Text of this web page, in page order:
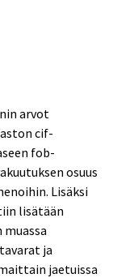
arvot
cif-
fob-
osuus
Lisäksi
lisätään
ja
jaetuissa